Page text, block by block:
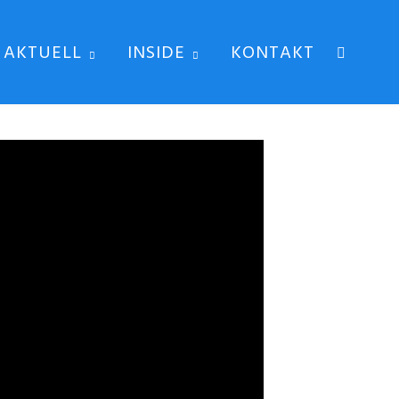
AKTUELL INSIDE KONTAKT